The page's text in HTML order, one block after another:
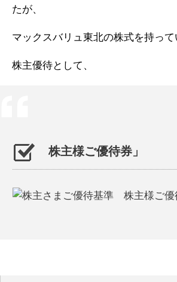
たが、
マックスバリュ東北の株式を持って
株主優待として、
株主様ご優待券」